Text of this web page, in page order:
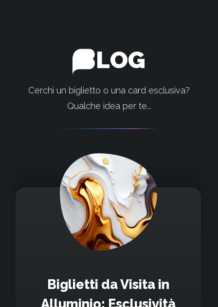
LOG
Cerchi un biglietto o una card esclusiva?
Qualche idea per te...
Biglietti da Visita in
Alluminio: Esclusività